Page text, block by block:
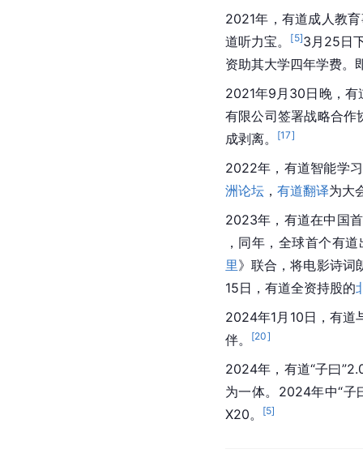
2021年，有道成人教
道听力宝。
[5]3月25日
资助其大学四年学费。
2021年9月30日晚，有
有限公司签署战略合作
成剥离。
[17]
2022年，有道智能学
洲论坛 ， 有道翻译为大
2023年，有道在中国
，同年，全球首个有
里》联合，将电影诗词
15日，有道全资持股的
2024年1月10日，有
伴。
[20]
2024年，有道“子曰
为一体。2024年中“子
X20。
[5]